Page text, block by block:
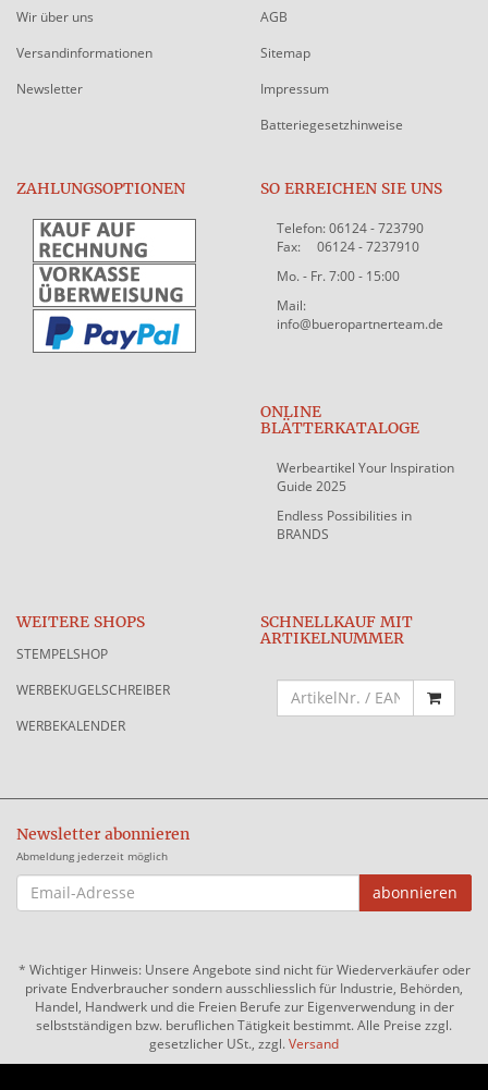
Wir über uns
Versandinformationen
Newsletter
AGB
Sitemap
Impressum
Batteriegesetzhinweise
ZAHLUNGSOPTIONEN SO ERREICHEN SIE UNS
Telefon: 06124 - 723790
Fax: 06124 - 7237910
Mo. - Fr. 7:00 - 15:00
Mail:
info@bueropartnerteam.de
ONLINE
BLÄTTERKATALOGE
Werbeartikel Your Inspiration
Guide 2025
Endless Possibilities in
BRANDS
WEITERE SHOPS
STEMPELSHOP
WERBEKUGELSCHREIBER
WERBEKALENDER
SCHNELLKAUF MIT
ARTIKELNUMMER
Newsletter abonnieren
Abmeldung jederzeit möglich
EMAIL-
ADRESSE
abonnieren
* Wichtiger Hinweis: Unsere Angebote sind nicht für Wiederverkäufer oder
private Endverbraucher sondern ausschliesslich für Industrie, Behörden,
Handel, Handwerk und die Freien Berufe zur Eigenverwendung in der
selbstständigen bzw. beruflichen Tätigkeit bestimmt. Alle Preise zzgl.
gesetzlicher USt., zzgl.Versand